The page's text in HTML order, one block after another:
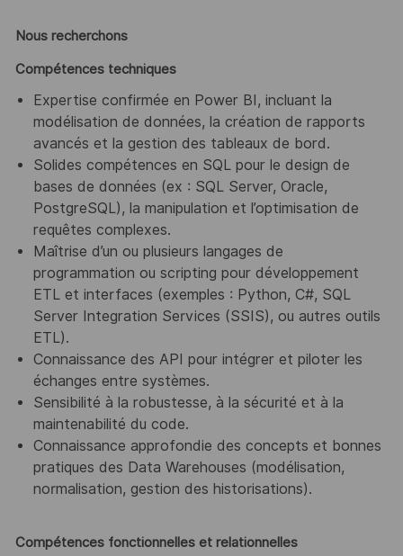
Nous recherchons
Compétences techniques
Expertise confirmée en Power BI, incluant la
modélisation de données, la création de rapports
avancés et la gestion des tableaux de bord.
Solides compétences en SQL pour le design de
bases de données (ex : SQL Server, Oracle,
PostgreSQL), la manipulation et l’optimisation de
requêtes complexes.
Maîtrise d’un ou plusieurs langages de
programmation ou scripting pour développement
ETL et interfaces (exemples : Python, C#, SQL
Server Integration Services (SSIS), ou autres outils
ETL).
Connaissance des API pour intégrer et piloter les
échanges entre systèmes.
Sensibilité à la robustesse, à la sécurité et à la
maintenabilité du code.
Connaissance approfondie des concepts et bonnes
pratiques des Data Warehouses (modélisation,
normalisation, gestion des historisations).
Compétences fonctionnelles et relationnelles